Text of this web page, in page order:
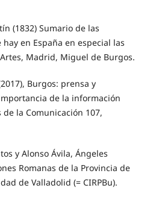
(1832) Sumario de las
en España en especial las
Madrid, Miguel de Burgos.
Burgos: prensa y
de la información
la Comunicación 107,
y Alonso Ávila, Ángeles
Romanas de la Provincia de
de Valladolid (= CIRPBu).